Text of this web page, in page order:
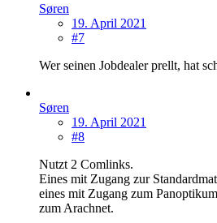
Søren
19. April 2021
#7
Wer seinen Jobdealer prellt, hat
Søren
19. April 2021
#8
Nutzt 2 Comlinks.
Eines mit Zugang zur
eines mit Zugang zum
zum Arachnet.